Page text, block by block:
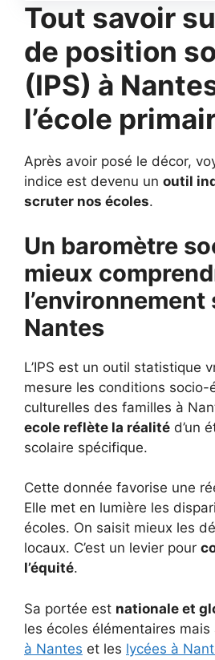
Tout savoir
de position
(IPS) à
l’école
Après avoir posé le décor,
indice est devenu un outil
scruter nos écoles.
Un baromètre
mieux
l’environnement
Nantes
L’IPS est un outil statistique
mesure les conditions socio-
culturelles des familles à
ecole reflète la réalité d’un
scolaire spécifique.
Cette donnée favorise une
Elle met en lumière les
écoles. On saisit mieux les
locaux. C’est un levier pour
l’équité.
Sa portée est nationale et
les écoles élémentaires mais
à Nantes et les lycées à